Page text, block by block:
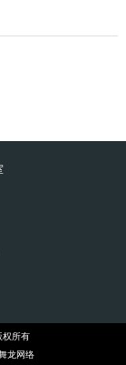
权所有
龙网络